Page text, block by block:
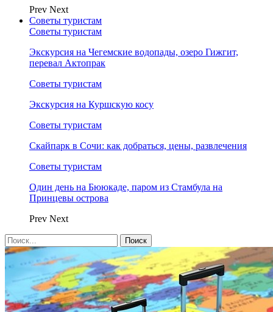
Prev Next
Советы туристам
Советы туристам
Экскурсия на Чегемские водопады, озеро Гижгит,
перевал Актопрак
Советы туристам
Экскурсия на Куршскую косу
Советы туристам
Скайпарк в Сочи: как добраться, цены, развлечения
Советы туристам
Один день на Бююкаде, паром из Стамбула на
Принцевы острова
Prev Next